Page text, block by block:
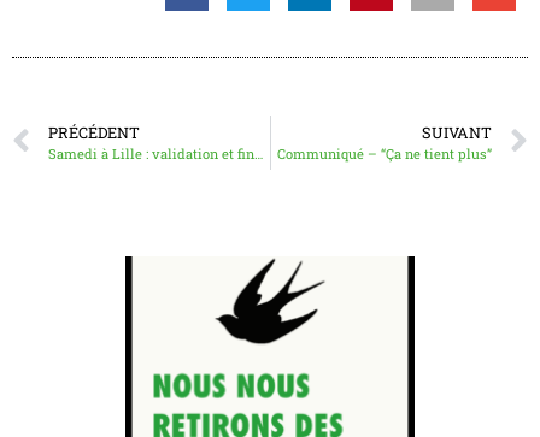
PRÉCÉDENT SUIVANT
Communiqué – “Ça ne tient plus”